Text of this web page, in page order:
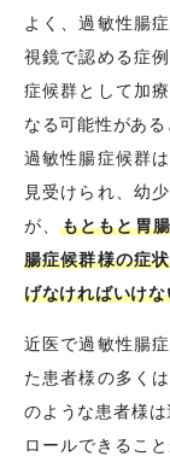
よく、過敏性腸
視鏡で認める症
症候群として加
なる可能性がある
過敏性腸症候群
見受けられ、幼
が、もともと胃
腸症候群様の症
げなければいけ
近医で過敏性腸
た患者様の多く
のような患者様
ロールできるこ